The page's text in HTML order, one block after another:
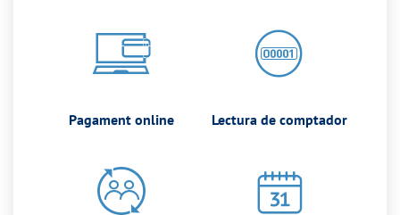
Pagament online Lectura de comptador